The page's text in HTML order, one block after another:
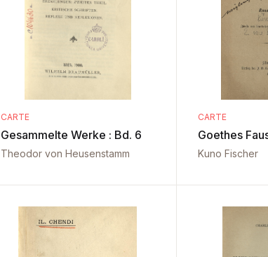
CARTE
Gesammelte Werke : Bd. 6
Theodor von Heusenstamm
CARTE
Goethes
Kuno Fischer